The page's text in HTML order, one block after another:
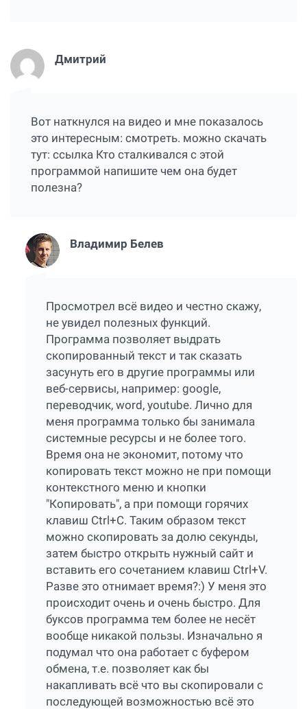
Дмитрий
Вот наткнулся на видео и мне показалось
это интересным: смотреть. можно скачать
тут: ссылка Кто сталкивался с этой
программой напишите чем она будет
полезна?
Владимир Белев
Просмотрел всё видео и честно скажу,
не увидел полезных функций.
Программа позволяет выдрать
скопированный текст и так сказать
засунуть его в другие программы или
веб-сервисы, например: google,
переводчик, word, youtube. Лично для
меня программа только бы занимала
системные ресурсы и не более того.
Время она не экономит, потому что
копировать текст можно не при помощи
контекстного меню и кнопки
"Копировать", а при помощи горячих
клавиш Ctrl+C. Таким образом текст
можно скопировать за долю секунды,
затем быстро открыть нужный сайт и
вставить его сочетанием клавиш Ctrl+V.
Разве это отнимает время?:) У меня это
происходит очень и очень быстро. Для
буксов программа тем более не несёт
вообще никакой пользы. Изначально я
подумал что она работает с буфером
обмена, т.е. позволяет как бы
накапливать всё что вы скопировали с
последующей возможностью всё это